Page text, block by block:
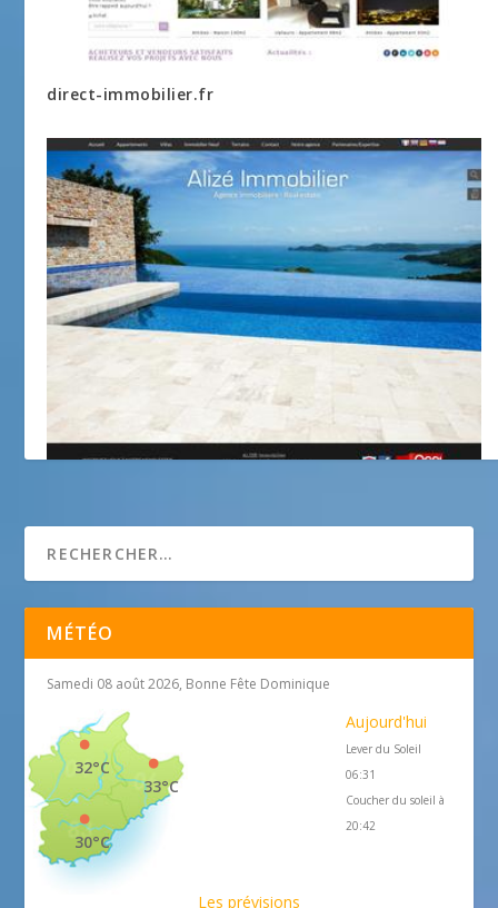
direct-immobilier.fr
MÉTÉO
Samedi 08 août 2026, Bonne Fête Dominique
33°C
32°C
30°C
Aujourd'hui
Lever du Soleil
06:31
Coucher du soleil à
20:42
Les prévisions